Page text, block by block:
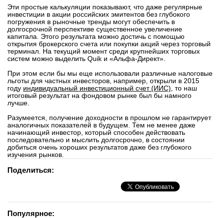
Эти простые калькуляции показывают, что даже регулярные
инвестиции в акции российских эмитентов без глубокого
погружения в рыночные тренды могут обеспечить в
долгосрочной перспективе существенное увеличение
капитала. Этого результата можно достичь с помощью
открытия брокерского счета или покупки акций через торговый
терминал. На текущий момент среди крупнейших торговых
систем можно выделить Quik и «Альфа-Директ».
При этом если бы мы еще использовали различные налоговые
льготы для частных инвесторов, например, открыли в 2015
году индивидуальный инвестиционный счет (ИИС) , то наш
итоговый результат на фондовом рынке был бы намного
лучше.
Разумеется, получение доходности в прошлом не гарантирует
аналогичных показателей в будущем. Тем не менее даже
начинающий инвестор, который способен действовать
последовательно и мыслить долгосрочно, в состоянии
добиться очень хороших результатов даже без глубокого
изучения рынков.
Поделиться:
Популярное: